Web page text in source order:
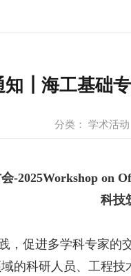
知┃海工基础专
分类： 学术活动
-2025Workshop on
科技
进多学科专家的
的科研人员、工程